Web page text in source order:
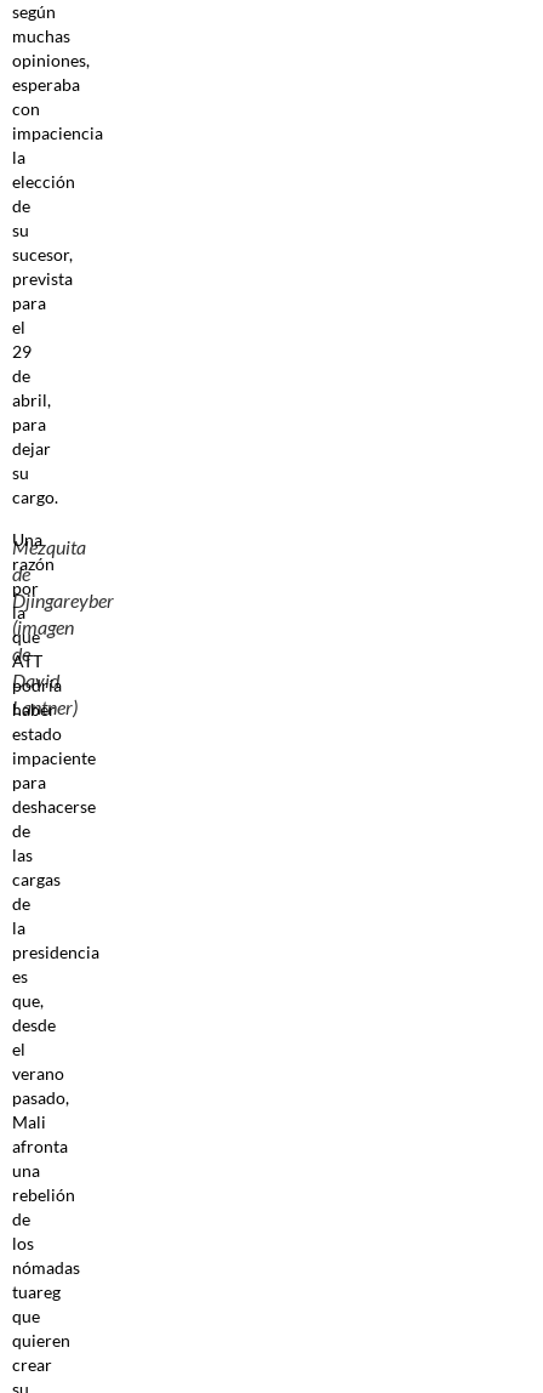
según
muchas
opiniones,
esperaba
con
impaciencia
la
elección
de
su
sucesor,
prevista
para
el
29
de
abril,
para
dejar
su
cargo.
Mezquita
de
Djingareyber
(imagen
de
David
Lantner)
Una
razón
por
la
que
ATT
podría
haber
estado
impaciente
para
deshacerse
de
las
cargas
de
la
presidencia
es
que,
desde
el
verano
pasado,
Mali
afronta
una
rebelión
de
los
nómadas
tuareg
que
quieren
crear
su